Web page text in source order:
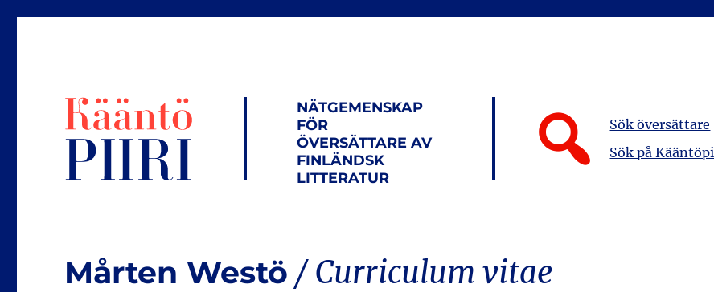
NÄTGEMENSKAP
FÖR
ÖVERSÄTTARE AV
FINLÄNDSK
LITTERATUR
Sök översättare
Sök på
Mårten Westö